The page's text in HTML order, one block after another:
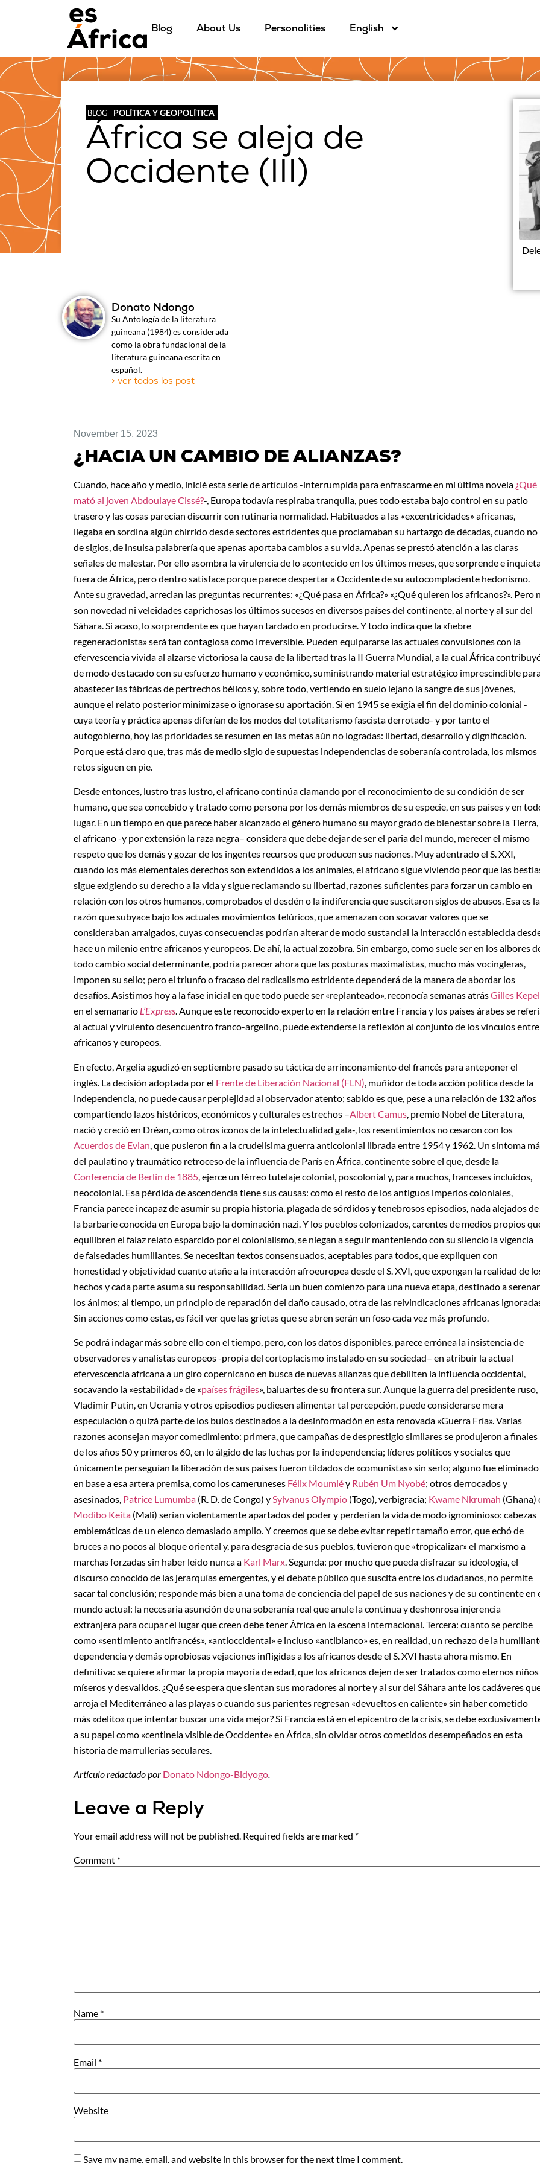
Blog About Us Personalities English
BLOG POLÍTICA Y GEOPOLÍTICA
África se aleja de
Occidente (III)
Donato Ndongo
Su Antología de la literatura
guineana (1984) es considerada
como la obra fundacional de la
literatura guineana escrita en
español.
> ver todos los post
November 15, 2023
¿HACIA UN CAMBIO DE ALIANZAS?
Cuando, hace año y medio, inicié esta serie de artículos -interrumpida para enfrascarme en mi última novela ¿Qué
mató al joven Abdoulaye Cissé?-, Europa todavía respiraba tranquila, pues todo estaba bajo control en su patio
trasero y las cosas parecían discurrir con rutinaria normalidad. Habituados a las «excentricidades» africanas,
llegaba en sordina algún chirrido desde sectores estridentes que proclamaban su hartazgo de décadas, cuando no
de siglos, de insulsa palabrería que apenas aportaba cambios a su vida. Apenas se prestó atención a las claras
señales de malestar. Por ello asombra la virulencia de lo acontecido en los últimos meses, que sorprende e
fuera de África, pero dentro satisface porque parece despertar a Occidente de su autocomplaciente hedonismo.
Ante su gravedad, arrecian las preguntas recurrentes: «¿Qué pasa en África?» «¿Qué quieren los africanos?». Pero
son novedad ni veleidades caprichosas los últimos sucesos en diversos países del continente, al norte y al sur del
Sáhara. Si acaso, lo sorprendente es que hayan tardado en producirse. Y todo indica que la «fiebre
regeneracionista» será tan contagiosa como irreversible. Pueden equipararse las actuales convulsiones con la
efervescencia vivida al alzarse victoriosa la causa de la libertad tras la II Guerra Mundial, a la cual África
de modo destacado con su esfuerzo humano y económico, suministrando material estratégico imprescindible
abastecer las fábricas de pertrechos bélicos y, sobre todo, vertiendo en suelo lejano la sangre de sus jóvenes,
aunque el relato posterior minimizase o ignorase su aportación. Si en 1945 se exigía el fin del dominio colonial -
cuya teoría y práctica apenas diferían de los modos del totalitarismo fascista derrotado- y por tanto el
autogobierno, hoy las prioridades se resumen en las metas aún no logradas: libertad, desarrollo y dignificación.
Porque está claro que, tras más de medio siglo de supuestas independencias de soberanía controlada, los mismos
retos siguen en pie.
Desde entonces, lustro tras lustro, el africano continúa clamando por el reconocimiento de su condición de ser
humano, que sea concebido y tratado como persona por los demás miembros de su especie, en sus países y en
lugar. En un tiempo en que parece haber alcanzado el género humano su mayor grado de bienestar sobre la Tierra,
el africano -y por extensión la raza negra– considera que debe dejar de ser el paria del mundo, merecer el mismo
respeto que los demás y gozar de los ingentes recursos que producen sus naciones. Muy adentrado el S. XXI,
cuando los más elementales derechos son extendidos a los animales, el africano sigue viviendo peor que las
sigue exigiendo su derecho a la vida y sigue reclamando su libertad, razones suficientes para forzar un cambio en
relación con los otros humanos, comprobados el desdén o la indiferencia que suscitaron siglos de abusos. Esa es la
razón que subyace bajo los actuales movimientos telúricos, que amenazan con socavar valores que se
consideraban arraigados, cuyas consecuencias podrían alterar de modo sustancial la interacción establecida
hace un milenio entre africanos y europeos. De ahí, la actual zozobra. Sin embargo, como suele ser en los albores
todo cambio social determinante, podría parecer ahora que las posturas maximalistas, mucho más vocingleras,
imponen su sello; pero el triunfo o fracaso del radicalismo estridente dependerá de la manera de abordar los
desafíos. Asistimos hoy a la fase inicial en que todo puede ser «replanteado», reconocía semanas atrásGilles Kepel
en el semanario L’Express. Aunque este reconocido experto en la relación entre Francia y los países árabes se
al actual y virulento desencuentro franco-argelino, puede extenderse la reflexión al conjunto de los vínculos entre
africanos y europeos.
En efecto, Argelia agudizó en septiembre pasado su táctica de arrinconamiento del francés para anteponer el
inglés. La decisión adoptada por el Frente de Liberación Nacional (FLN) , muñidor de toda acción política desde la
independencia, no puede causar perplejidad al observador atento; sabido es que, pese a una relación de 132 años
compartiendo lazos históricos, económicos y culturales estrechos –Albert Camus , premio Nobel de Literatura,
nació y creció en Dréan, como otros iconos de la intelectualidad gala-, los resentimientos no cesaron con los
Acuerdos de Evian , que pusieron fin a la crudelísima guerra anticolonial librada entre 1954 y 1962. Un síntoma
del paulatino y traumático retroceso de la influencia de París en África, continente sobre el que, desde la
Conferencia de Berlín de 1885 , ejerce un férreo tutelaje colonial, poscolonial y, para muchos, franceses incluidos,
neocolonial. Esa pérdida de ascendencia tiene sus causas: como el resto de los antiguos imperios coloniales,
Francia parece incapaz de asumir su propia historia, plagada de sórdidos y tenebrosos episodios, nada alejados de
la barbarie conocida en Europa bajo la dominación nazi. Y los pueblos colonizados, carentes de medios propios
equilibren el falaz relato esparcido por el colonialismo, se niegan a seguir manteniendo con su silencio la vigencia
de falsedades humillantes. Se necesitan textos consensuados, aceptables para todos, que expliquen con
honestidad y objetividad cuanto atañe a la interacción afroeuropea desde el S. XVI, que expongan la realidad de
hechos y cada parte asuma su responsabilidad. Sería un buen comienzo para una nueva etapa, destinado a serenar
los ánimos; al tiempo, un principio de reparación del daño causado, otra de las reivindicaciones africanas
Sin acciones como estas, es fácil ver que las grietas que se abren serán un foso cada vez más profundo.
Se podrá indagar más sobre ello con el tiempo, pero, con los datos disponibles, parece errónea la insistencia de
observadores y analistas europeos -propia del cortoplacismo instalado en su sociedad– en atribuir la actual
efervescencia africana a un giro copernicano en busca de nuevas alianzas que debiliten la influencia occidental,
socavando la «estabilidad» de «países frágiles», baluartes de su frontera sur. Aunque la guerra del presidente ruso,
Vladimir Putin, en Ucrania y otros episodios pudiesen alimentar tal percepción, puede considerarse mera
especulación o quizá parte de los bulos destinados a la desinformación en esta renovada «Guerra Fría». Varias
razones aconsejan mayor comedimiento: primera, que campañas de desprestigio similares se produjeron a finales
de los años 50 y primeros 60, en lo álgido de las luchas por la independencia; líderes políticos y sociales que
únicamente perseguían la liberación de sus países fueron tildados de «comunistas» sin serlo; alguno fue eliminado
en base a esa artera premisa, como los cameruneses Félix Moumiéy Rubén Um Nyobé; otros derrocados y
asesinados, Patrice Lumumba (R. D. de Congo) ySylvanus Olympio (Togo), verbigracia; Kwame Nkrumah (Ghana)
Modibo Keita (Mali) serían violentamente apartados del poder y perderían la vida de modo ignominioso: cabezas
emblemáticas de un elenco demasiado amplio. Y creemos que se debe evitar repetir tamaño error, que echó de
bruces a no pocos al bloque oriental y, para desgracia de sus pueblos, tuvieron que «tropicalizar» el marxismo a
marchas forzadas sin haber leído nunca a Karl Marx. Segunda: por mucho que pueda disfrazar su ideología, el
discurso conocido de las jerarquías emergentes, y el debate público que suscita entre los ciudadanos, no permite
sacar tal conclusión; responde más bien a una toma de conciencia del papel de sus naciones y de su continente en
mundo actual: la necesaria asunción de una soberanía real que anule la continua y deshonrosa injerencia
extranjera para ocupar el lugar que creen debe tener África en la escena internacional. Tercera: cuanto se percibe
como «sentimiento antifrancés», «antioccidental» e incluso «antiblanco» es, en realidad, un rechazo de la
dependencia y demás oprobiosas vejaciones infligidas a los africanos desde el S. XVI hasta ahora mismo. En
definitiva: se quiere afirmar la propia mayoría de edad, que los africanos dejen de ser tratados como eternos niños
míseros y desvalidos. ¿Qué se espera que sientan sus moradores al norte y al sur del Sáhara ante los cadáveres
arroja el Mediterráneo a las playas o cuando sus parientes regresan «devueltos en caliente» sin haber cometido
más «delito» que intentar buscar una vida mejor? Si Francia está en el epicentro de la crisis, se debe
a su papel como «centinela visible de Occidente» en África, sin olvidar otros cometidos desempeñados en esta
historia de marrullerías seculares.
Artículo redactado por Donato Ndongo-Bidyogo.
Leave a Reply
Your email address will not be published. Required fields are marked *
Comment *
Name *
Email *
Website
Save my name, email, and website in this browser for the next time I comment.